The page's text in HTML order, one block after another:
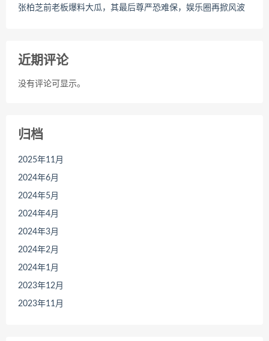
张柏芝前老板爆料大瓜，其最后尊严恐难保，娱乐圈再掀风波
近期评论
没有评论可显示。
归档
2025年11月
2024年6月
2024年5月
2024年4月
2024年3月
2024年2月
2024年1月
2023年12月
2023年11月